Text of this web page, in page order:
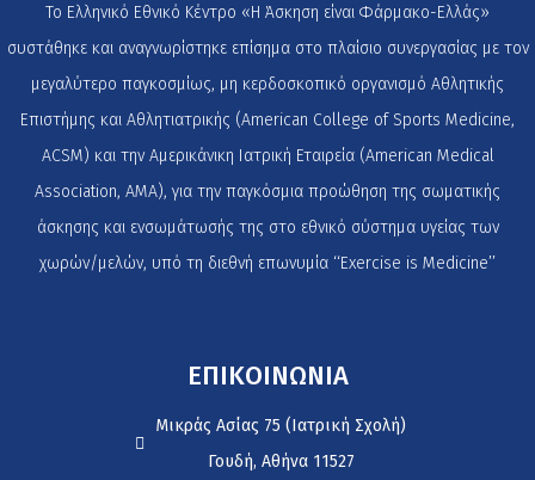
Το Ελληνικό Εθνικό Κέντρο «Η Άσκηση είναι Φάρμακο-Ελλάς»
συστάθηκε και αναγνωρίστηκε επίσημα στο πλαίσιο συνεργασίας με τον
μεγαλύτερο παγκοσμίως, μη κερδοσκοπικό οργανισμό Αθλητικής
Επιστήμης και Αθλητιατρικής (American College of Sports Medicine,
ACSM) και την Αμερικάνικη Ιατρική Εταιρεία (American Medical
Association, AMA), για την παγκόσμια προώθηση της σωματικής
άσκησης και ενσωμάτωσής της στο εθνικό σύστημα υγείας των
χωρών/μελών, υπό τη διεθνή επωνυμία ‘‘Exercise is Medicine’’
ΕΠΙΚΟΙΝΩΝΙΑ
Μικράς Ασίας 75 (Ιατρική Σχολή)
Γουδή, Αθήνα 11527